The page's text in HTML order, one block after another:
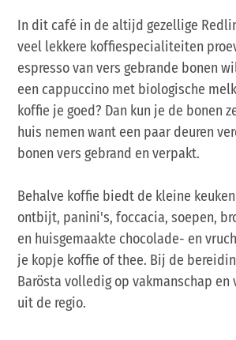
In dit café in de altijd gezellige
veel lekkere koffiespecialiteiten
espresso van vers gebrande bonen
een cappuccino met biologische
koffie je goed? Dan kun je de bonen
huis nemen want een paar deuren
bonen vers gebrand en verpakt.
Behalve koffie biedt de kleine
ontbijt, panini's, foccacia, soepen,
en huisgemaakte chocolade- en
je kopje koffie of thee. Bij de
Barösta volledig op vakmanschap en
uit de regio.